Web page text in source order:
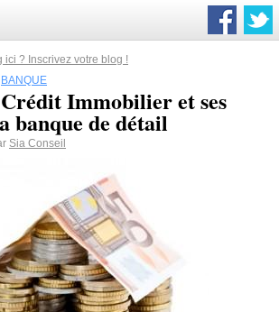
ici ? Inscrivez votre blog !
BANQUE
Immobilier et ses
banque de détail
Sia Conseil